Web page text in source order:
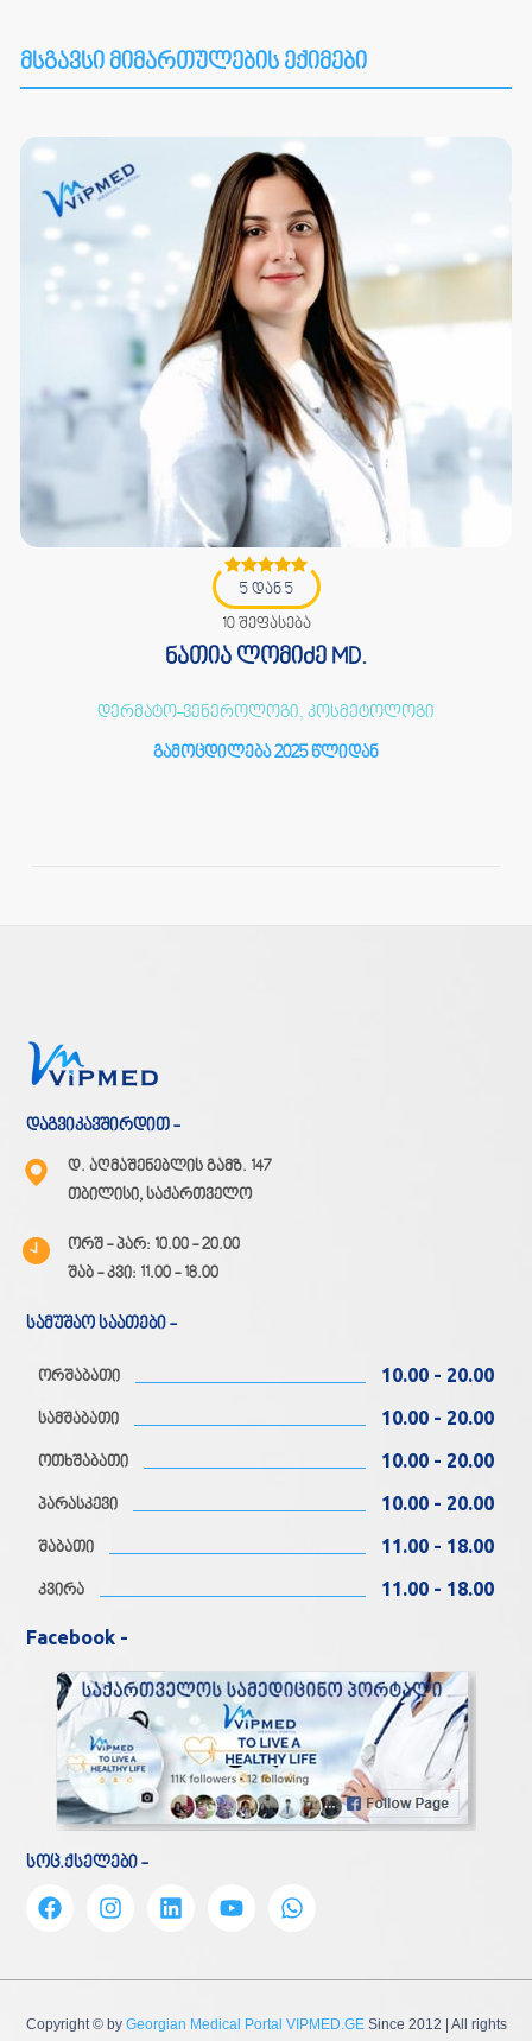
მსგავსი მიმართულების ექიმები
5 დან 5
10 შეფასება
ნათია ლომიძე MD.
დერმატო-ვენეროლოგი, კოსმეტოლოგი
გამოცდილება 2025 წლიდან
დაგვიკავშირდით -
დ. აღმაშენებლის გამზ. 147
თბილისი, საქართველო
ორშ - პარ: 10.00 - 20.00
შაბ - კვი: 11.00 - 18.00
სამუშაო საათები -
ორშაბათი 10.00 - 20.00
სამშაბათი 10.00 - 20.00
ოთხშაბათი 10.00 - 20.00
პარასკევი 10.00 - 20.00
შაბათი 11.00 - 18.00
კვირა 11.00 - 18.00
Facebook -
სოც.ქსელები -
Copyright © by Georgian Medical Portal VIPMED.GE Since 2012 | All rights